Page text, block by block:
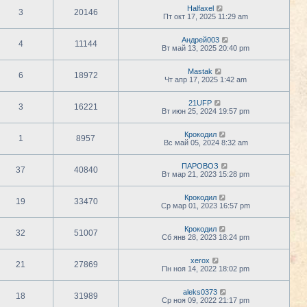
3 20146
Halfaxel
Пт окт 17, 2025 11:29 am
4 11144
Андрей003
Вт май 13, 2025 20:40 pm
6 18972
Mastak
Чт апр 17, 2025 1:42 am
3 16221
21UFP
Вт июн 25, 2024 19:57 pm
1 8957
Крокодил
Вс май 05, 2024 8:32 am
37 40840
ПАРОВОЗ
Вт мар 21, 2023 15:28 pm
19 33470
Крокодил
Ср мар 01, 2023 16:57 pm
32 51007
Крокодил
Сб янв 28, 2023 18:24 pm
21 27869
xerox
Пн ноя 14, 2022 18:02 pm
18 31989
aleks0373
Ср ноя 09, 2022 21:17 pm